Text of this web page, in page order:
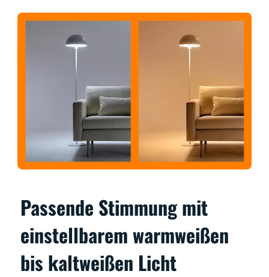
Passende Stimmung mit
einstellbarem warmweißen
bis kaltweißen Licht